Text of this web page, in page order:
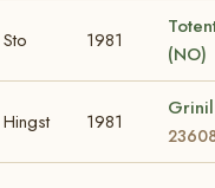
Sto 1981
(NO)
Hingst 1981